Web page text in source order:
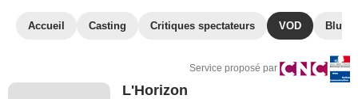
Accueil Casting Critiques spectateurs VOD Blu-
Service proposé par
L'Horizon